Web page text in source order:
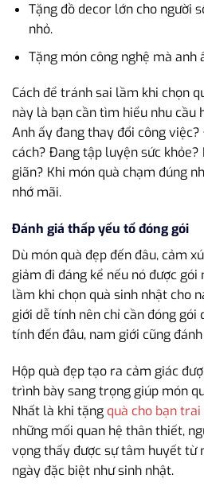
Tặng đồ decor lớn cho người
nhỏ.
Tặng món công nghệ mà anh
Cách để tránh sai lầm khi chọn
này là bạn cần tìm hiểu nhu cầu
Anh ấy đang thay đổi công
cách? Đang tập luyện sức khỏe?
giãn? Khi món quà chạm đúng
nhớ mãi.
Đánh giá thấp yếu tố đóng gói
Dù món quà đẹp đến đâu, cảm
giảm đi đáng kể nếu nó được gói
lầm khi chọn quà sinh nhật cho
giới dễ tính nên chỉ cần đóng gói
tính đến đâu, nam giới cũng
Hộp quà đẹp tạo ra cảm giác
trình bày sang trọng giúp món
Nhất là khi tặng quà cho bạn trai
những mối quan hệ thân thiết,
vọng thấy được sự tâm huyết từ
ngày đặc biệt như sinh nhật.